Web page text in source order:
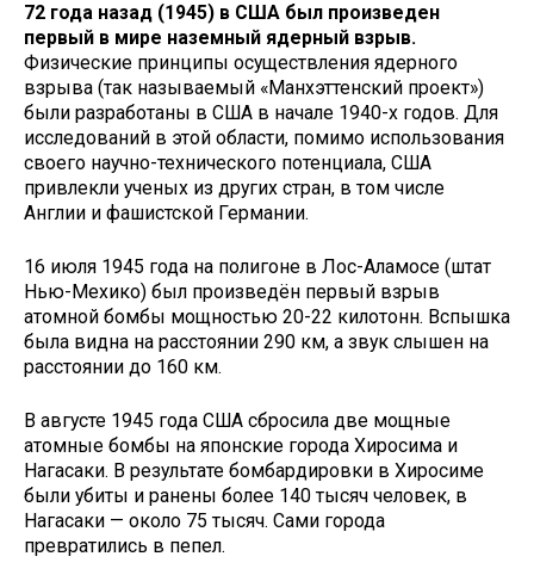
72 года назад (1945) в США был произведен
первый в мире наземный ядерный взрыв.
Физические принципы осуществления ядерного
взрыва (так называемый «Манхэттенский проект»)
были разработаны в США в начале 1940-х годов. Для
исследований в этой области, помимо использования
своего научно-технического потенциала, США
привлекли ученых из других стран, в том числе
Англии и фашистской Германии.
16 июля 1945 года на полигоне в Лос-Аламосе (штат
Нью-Мехико) был произведён первый взрыв
атомной бомбы мощностью 20-22 килотонн. Вспышка
была видна на расстоянии 290 км, а звук слышен на
расстоянии до 160 км.
В августе 1945 года США сбросила две мощные
атомные бомбы на японские города Хиросима и
Нагасаки. В результате бомбардировки в Хиросиме
были убиты и ранены более 140 тысяч человек, в
Нагасаки — около 75 тысяч. Сами города
превратились в пепел.